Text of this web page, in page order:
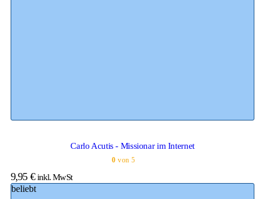
Carlo Acutis - Missionar im Internet
0 von 5
9,95 € inkl. MwSt
beliebt